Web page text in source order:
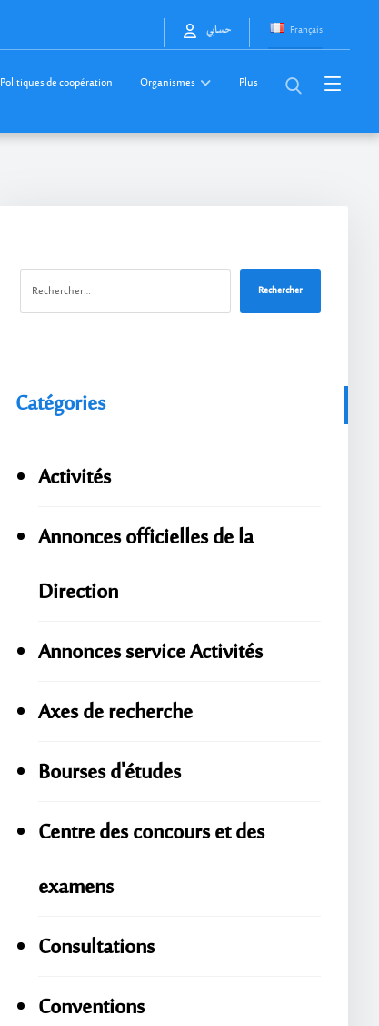
Français حسابي
Politiques de coopération Organismes Plus
Rechercher
Catégories
Activités
Annonces officielles de la
Direction
Annonces service Activités
Axes de recherche
Bourses d'études
Centre des concours et des
examens
Consultations
Conventions